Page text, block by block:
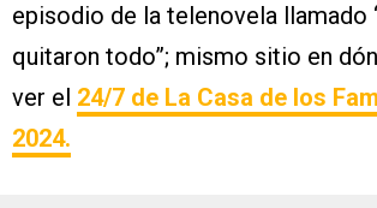
episodio de la telenovela llamado
quitaron todo”; mismo sitio en
ver el 24/7 de La Casa de los
2024.